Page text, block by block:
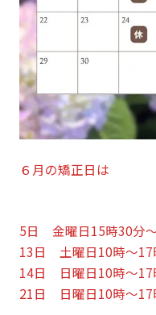
６月の矯正日は
5日 金曜日15時30分
13日 土曜日10時～17
14日 日曜日10時～17
21日 日曜日10時～17